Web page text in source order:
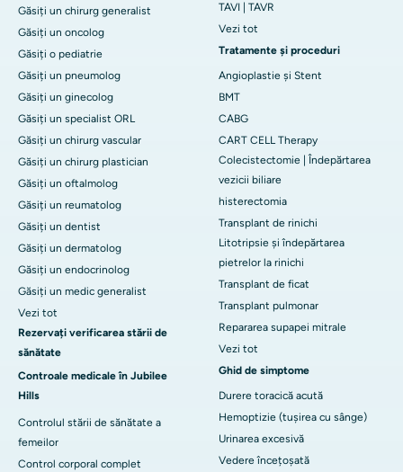
Găsiți un chirurg generalist
Găsiți un oncolog
Găsiți o pediatrie
Găsiți un pneumolog
Găsiți un ginecolog
Găsiți un specialist ORL
Găsiți un chirurg vascular
Găsiți un chirurg plastician
Găsiți un oftalmolog
Găsiți un reumatolog
Găsiți un dentist
Găsiți un dermatolog
Găsiți un endocrinolog
Găsiți un medic generalist
Vezi tot
Rezervați verificarea stării de
sănătate
Controale medicale în Jubilee
Hills
Controlul stării de sănătate a
femeilor
Control corporal complet
TAVI | TAVR
Vezi tot
Tratamente și proceduri
Angioplastie și Stent
BMT
CABG
CART CELL Therapy
Colecistectomie | Îndepărtarea
vezicii biliare
histerectomia
Transplant de rinichi
Litotripsie și îndepărtarea
pietrelor la rinichi
Transplant de ficat
Transplant pulmonar
Repararea supapei mitrale
Vezi tot
Ghid de simptome
Durere toracică acută
Hemoptizie (tușirea cu sânge)
Urinarea excesivă
Vedere încețoșată